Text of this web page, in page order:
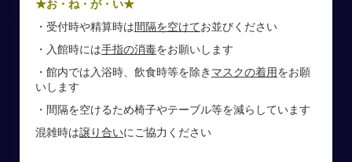
★お・ね・が・い★
・受付時や精算時は 間隔を空けてお並びください
・入館時には手指の消毒をお願いします
・館内では入浴時、飲食時等を除き マスクの着用 をお願
いします
・間隔を空けるため椅子やテーブル等を減らしています
混雑時は譲り合いにご協力ください